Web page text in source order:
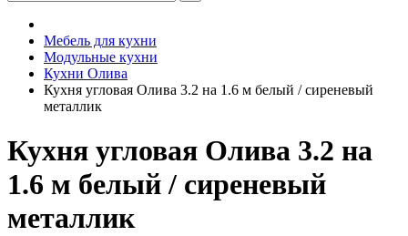
Мебель для кухни
Модульные кухни
Кухни Олива
Кухня угловая Олива 3.2 на 1.6 м белый / сиреневый
металлик
Кухня угловая Олива 3.2 на
1.6 м белый / сиреневый
металлик